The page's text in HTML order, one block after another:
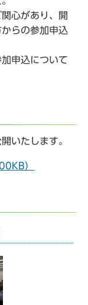
心があり、開
らの参加申込
申込について
いたします。
）